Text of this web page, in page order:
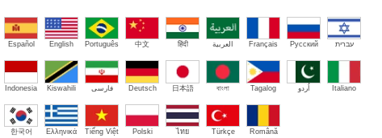
Español English Português 中文 हिंदी العربية Français Русский עברית
Indonesia Kiswahili فارسی Deutsch 日本語 বাংলা Tagalog اُردو Italiano
한국어 Ελληνικά Tiếng Việt Polski ไทย Türkçe Română